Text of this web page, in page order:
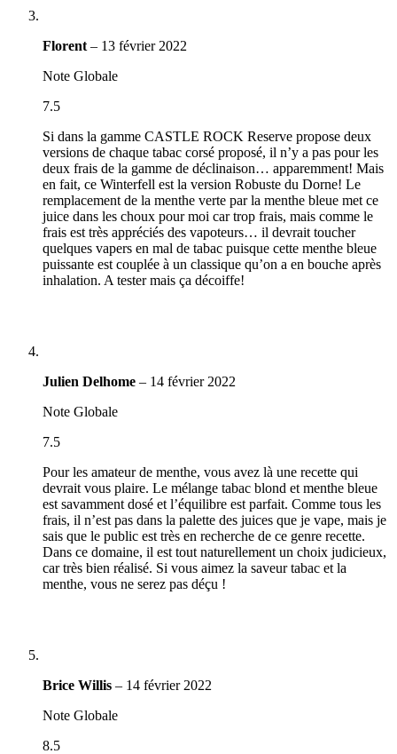
Florent – 13 février 2022
Note Globale
7.5
Si dans la gamme CASTLE ROCK Reserve propose deux
versions de chaque tabac corsé proposé, il n’y a pas pour les
deux frais de la gamme de déclinaison… apparemment! Mais
en fait, ce Winterfell est la version Robuste du Dorne! Le
remplacement de la menthe verte par la menthe bleue met ce
juice dans les choux pour moi car trop frais, mais comme le
frais est très appréciés des vapoteurs… il devrait toucher
quelques vapers en mal de tabac puisque cette menthe bleue
puissante est couplée à un classique qu’on a en bouche après
inhalation. A tester mais ça décoiffe!
Julien Delhome – 14 février 2022
Note Globale
7.5
Pour les amateur de menthe, vous avez là une recette qui
devrait vous plaire. Le mélange tabac blond et menthe bleue
est savamment dosé et l’équilibre est parfait. Comme tous les
frais, il n’est pas dans la palette des juices que je vape, mais je
sais que le public est très en recherche de ce genre recette.
Dans ce domaine, il est tout naturellement un choix judicieux,
car très bien réalisé. Si vous aimez la saveur tabac et la
menthe, vous ne serez pas déçu !
Brice Willis – 14 février 2022
Note Globale
8.5